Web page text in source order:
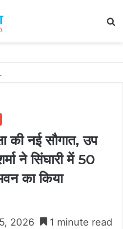
की नई सौगात, उप
ने सिंघारी में 50
का किया
2026 1 minute read